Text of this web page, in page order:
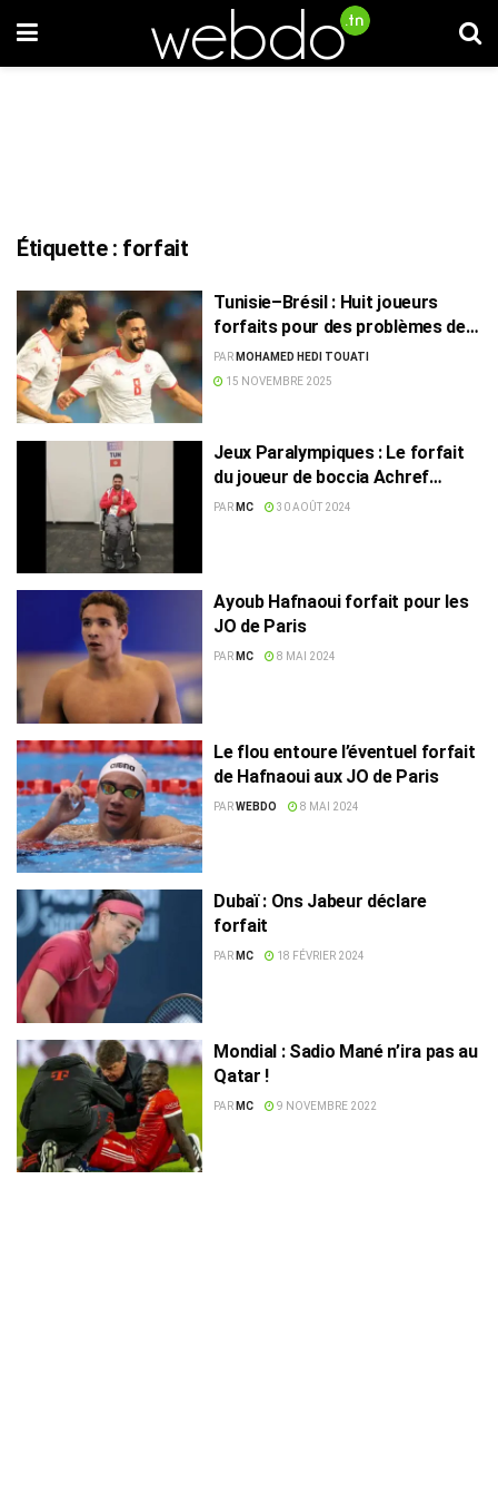
Étiquette : forfait
Tunisie–Brésil : Huit joueurs
forfaits pour des problèmes de
visa
PAR MOHAMED HEDI TOUATI
15 NOVEMBRE 2025
Jeux Paralympiques : Le forfait
du joueur de boccia Achref
Tayahi pour boycotter un
PAR MC 30 AOÛT 2024
Ayoub Hafnaoui forfait pour les
JO de Paris
PAR MC 8 MAI 2024
Le flou entoure l’éventuel forfait
de Hafnaoui aux JO de Paris
PARWEBDO 8 MAI 2024
Dubaï : Ons Jabeur déclare
forfait
PAR MC 18 FÉVRIER 2024
Mondial : Sadio Mané n’ira pas au
Qatar !
PAR MC 9 NOVEMBRE 2022